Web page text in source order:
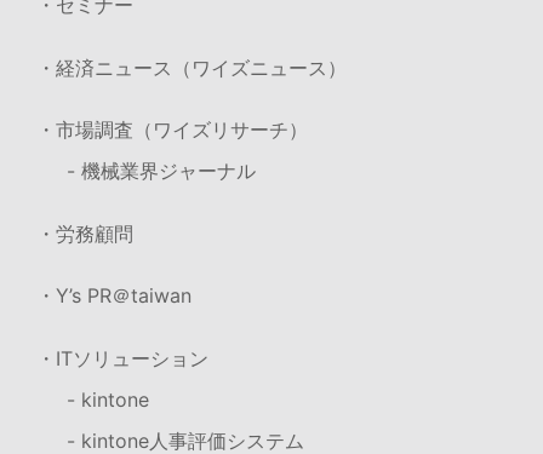
・セミナー
・経済ニュース（ワイズニュース）
・市場調査（ワイズリサーチ）
- 機械業界ジャーナル
・労務顧問
・Y’s PR＠taiwan
・ITソリューション
- kintone
- kintone人事評価システム